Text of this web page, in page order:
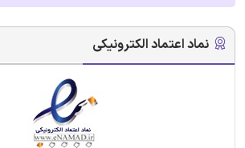
نماد اعتماد الکترونیکی